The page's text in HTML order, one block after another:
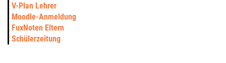
V-Plan Lehrer
Moodle-Anmeldung
FuxNoten Eltern
Schülerzeitung